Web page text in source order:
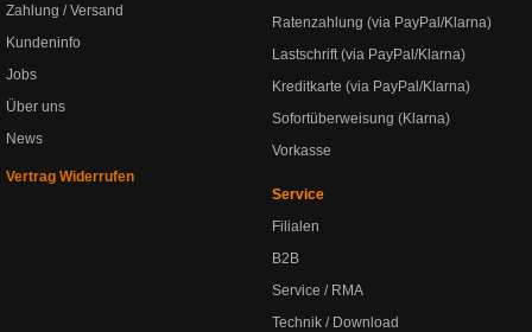
Zahlung / Versand
Kundeninfo
Jobs
Über uns
News
Vertrag Widerrufen
Ratenzahlung (via PayPal/Klarna)
Lastschrift (via PayPal/Klarna)
Kreditkarte (via PayPal/Klarna)
Sofortüberweisung (Klarna)
Vorkasse
Service
Filialen
B2B
Service / RMA
Technik / Download